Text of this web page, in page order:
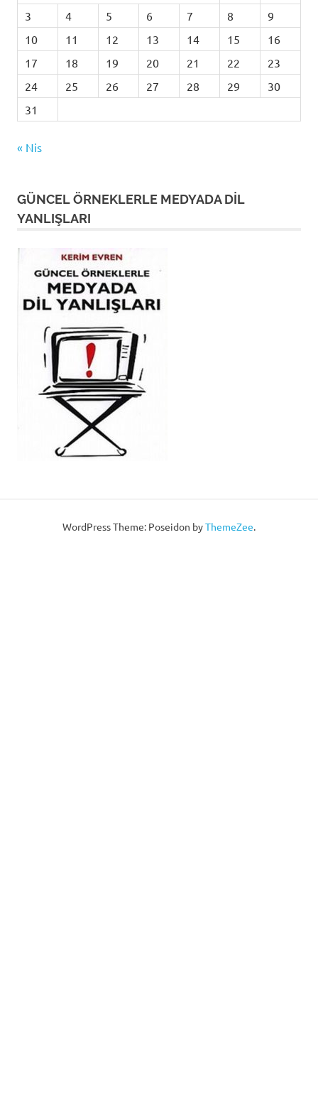
3
4 5 6 7 8
9
10
11 12 13 14 15
16
17
18 19 20 21 22
23
24
25 26 27 28 29
30
31
« Nis
GÜNCEL ÖRNEKLERLE MEDYADA DİL
YANLIŞLARI
WordPress Theme: Poseidon byThemeZee.